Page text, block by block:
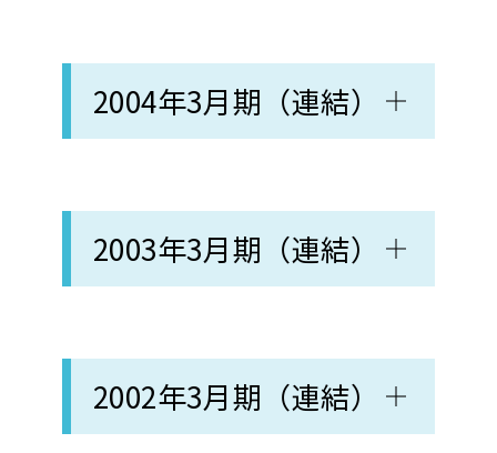
2004年3月期（連結）
2003年3月期（連結）
2002年3月期（連結）